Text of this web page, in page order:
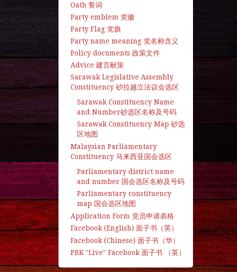
Oath 誓词
Party emblem 党徽
Party Flag 党旗
Party name meaning 党名称含义
Policy documents 政策文件
Advice 建言献策
Sarawak Legislative Assembly
Constituency 砂拉越立法议会选区
Sarawak Constituency Name
and Number砂选区名称及号码
Sarawak Constituency Map 砂选
区地图
Malaysian Parliamentary
Constituency 马来西亚国会选区
Parliamentary district name
and number 国会选区名称及号码
Parliamentary constituency
map 国会选区地图
Application Form 党员申请表格
Facebook (English) 面子书（英）
Facebook (Chinese) 面子书（华）
PBK "Live" Facebook 面子书 （英）